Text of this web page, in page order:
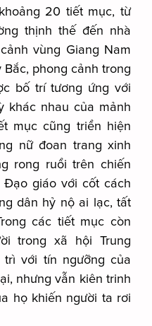
20 tiết mục, từ
thịnh thế đến nhà
vùng Giang Nam
phong cảnh trong
bố trí tương ứng với
khác nhau của mảnh
mục cũng triển hiện
nữ đoan trang xinh
rong ruổi trên chiến
giáo với cốt cách
dân hỷ nộ ai lạc, tất
các tiết mục còn
trong xã hội Trung
với tín ngưỡng của
nhưng vẫn kiên trinh
họ khiến người ta rơi